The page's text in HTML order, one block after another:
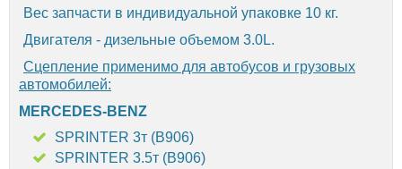
Вес запчасти в индивидуальной упаковке 10 кг.
Двигателя - дизельные объемом 3.0L.
Сцепление применимо для автобусов и грузовых
автомобилей:
MERCEDES-BENZ
SPRINTER 3т (B906)
SPRINTER 3.5т (B906)